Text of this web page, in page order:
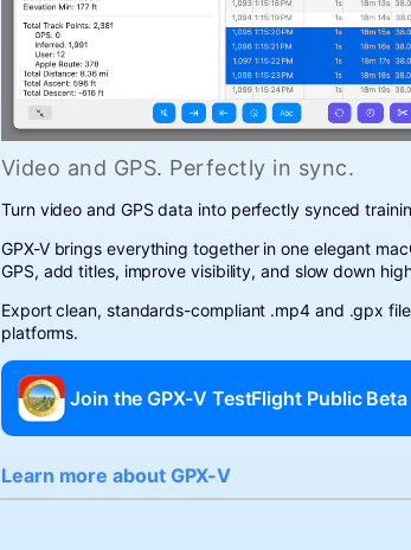
Video and GPS. Perfectly in sync.
Turn video and GPS data into perfectly synced
GPX-V brings everything together in one elegant
GPS, add titles, improve visibility, and slow down
Export clean, standards-compliant .mp4 and .gpx
platforms.
Join the GPX-V TestFlight Public Beta
Learn more about GPX-V